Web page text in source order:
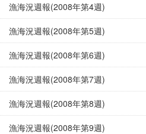
漁海況週報(2008年第4週)
漁海況週報(2008年第5週)
漁海況週報(2008年第6週)
漁海況週報(2008年第7週)
漁海況週報(2008年第8週)
漁海況週報(2008年第9週)